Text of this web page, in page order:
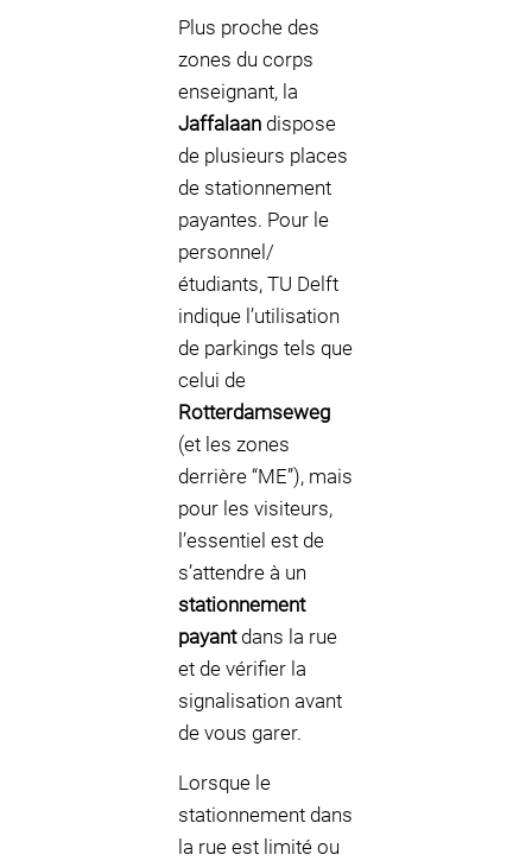
Plus proche des
zones du corps
enseignant, la
Jaffalaan dispose
de plusieurs places
de stationnement
payantes. Pour le
personnel/
étudiants, TU Delft
indique l’utilisation
de parkings tels que
celui de
Rotterdamseweg
(et les zones
derrière “ME”), mais
pour les visiteurs,
l’essentiel est de
s’attendre à un
stationnement
payantdans la rue
et de vérifier la
signalisation avant
de vous garer.
Lorsque le
stationnement dans
la rue est limité ou